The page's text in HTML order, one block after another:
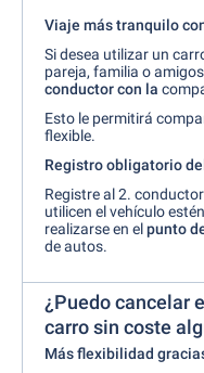
Viaje más tranquilo
Si desea utilizar un
pareja, familia o
conductor con la
Esto le permitirá
flexible.
Registro obligatorio
Registre al 2.
utilicen el vehículo
realizarse en elpunto
de autos.
¿Puedo cancelar
carro sin coste
Más flexibilidad